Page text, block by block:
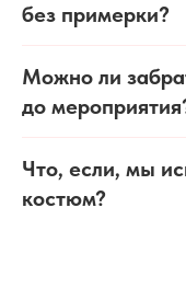
без примерки?
Можно ли
до
Что, если, мы
костюм?